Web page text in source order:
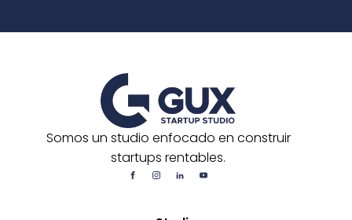
Somos un studio enfocado en construir
startups rentables.